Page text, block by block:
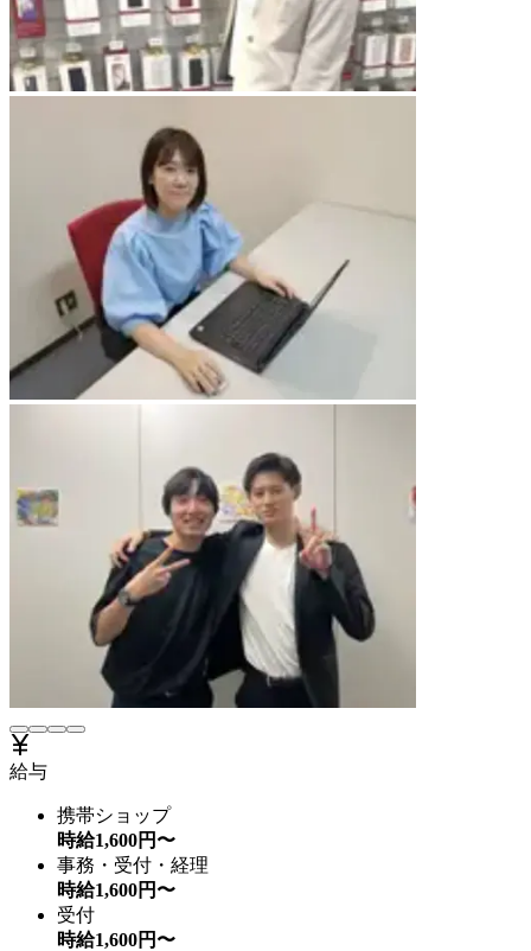
給与
携帯ショップ
時給1,600円〜
事務・受付・経理
時給1,600円〜
受付
時給1,600円〜